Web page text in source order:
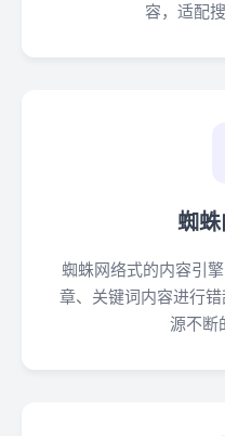
容，适配
蜘
蜘蛛网络式的内容引
章、关键词内容进行
源不断